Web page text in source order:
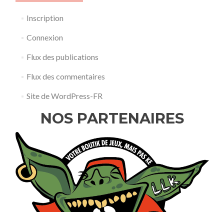
Inscription
Connexion
Flux des publications
Flux des commentaires
Site de WordPress-FR
NOS PARTENAIRES